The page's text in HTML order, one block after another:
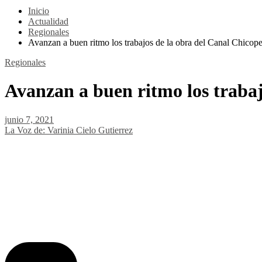
Inicio
Actualidad
Regionales
Avanzan a buen ritmo los trabajos de la obra del Canal
Regionales
Avanzan a buen ritmo los
junio 7, 2021
La Voz de: Varinia Cielo Gutierrez